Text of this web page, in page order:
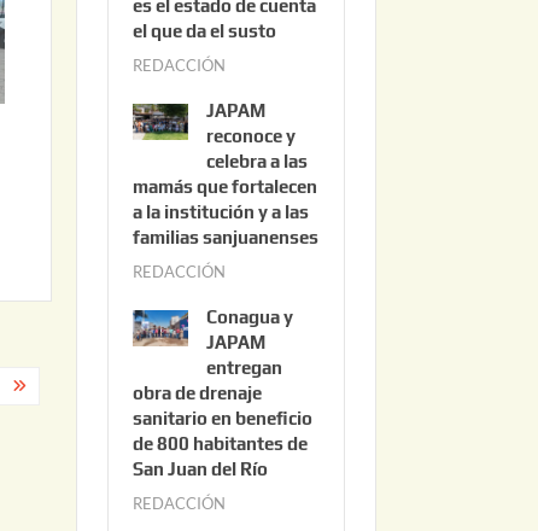
es el estado de cuenta
el que da el susto
REDACCIÓN
s
t
o
3
0
2
6
JAPAM
reconoce y
celebra a las
mamás que fortalecen
a la institución y a las
familias sanjuanenses
REDACCIÓN
n
i
o
3
0
Conagua y
JAPAM
entregan
obra de drenaje
sanitario en beneficio
de 800 habitantes de
San Juan del Río
REDACCIÓN